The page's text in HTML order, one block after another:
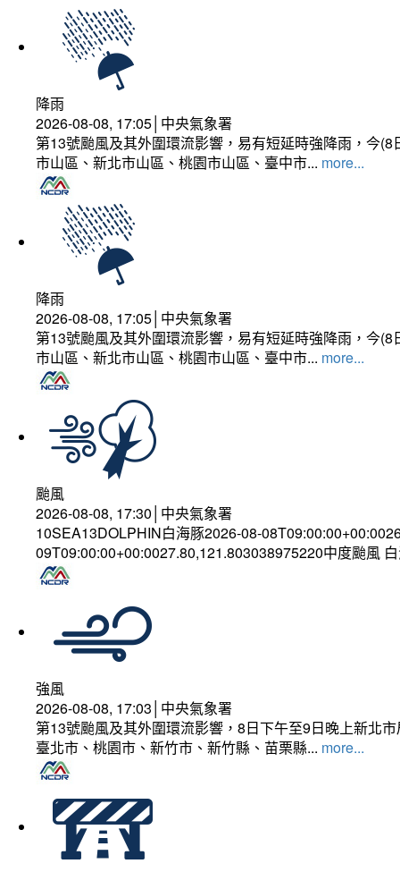
降雨
2026-08-08, 17:05│中央氣象署
第13號颱風及其外圍環流影響，易有短延時強降雨，今
市山區、新北市山區、桃園市山區、臺中市... more...
降雨
2026-08-08, 17:05│中央氣象署
第13號颱風及其外圍環流影響，易有短延時強降雨，今
市山區、新北市山區、桃園市山區、臺中市... more...
颱風
2026-08-08, 17:30│中央氣象署
10SEA13DOLPHIN白海豚2026-08-
09T09:00:00+00:0027.80,121.803038975220中度颱風
強風
2026-08-08, 17:03│中央氣象署
第13號颱風及其外圍環流影響，8日下午至9日晚上新北
臺北市、桃園市、新竹市、新竹縣、苗栗縣... more...